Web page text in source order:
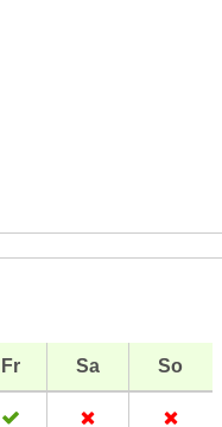
Fr Sa So